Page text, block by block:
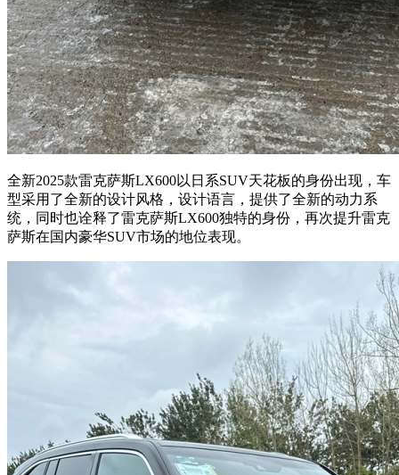
全新2025款雷克萨斯LX600以日系SUV天花板的身份出现，车
型采用了全新的设计风格，设计语言，提供了全新的动力系
统，同时也诠释了雷克萨斯LX600独特的身份，再次提升雷克
萨斯在国内豪华SUV市场的地位表现。